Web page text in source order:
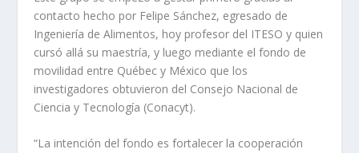
contacto hecho por Felipe Sánchez, egresado de
Ingeniería de Alimentos, hoy profesor del ITESO y quien
cursó allá su maestría, y luego mediante el fondo de
movilidad entre Québec y México que los
investigadores obtuvieron del Consejo Nacional de
Ciencia y Tecnología (Conacyt).
“La intención del fondo es fortalecer la cooperación